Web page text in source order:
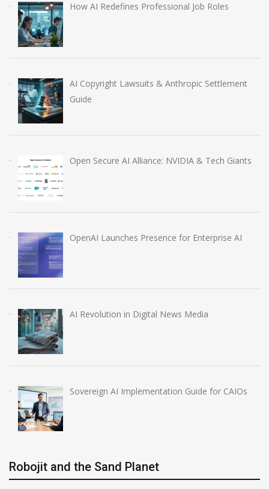
How AI Redefines Professional Job Roles
AI Copyright Lawsuits & Anthropic Settlement
Guide
Open Secure AI Alliance: NVIDIA & Tech Giants
OpenAI Launches Presence for Enterprise AI
AI Revolution in Digital News Media
Sovereign AI Implementation Guide for CAIOs
Robojit and the Sand Planet